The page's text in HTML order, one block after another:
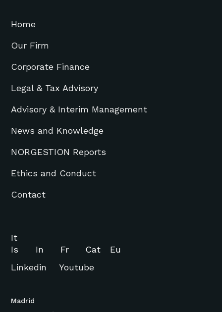
Home
Our Firm
Corporate Finance
Legal & Tax Advisory
Advisory & Interim Management
News and Knowledge
NORGESTION Reports
Ethics and Conduct
Contact
Madrid
It
Is
In Fr Cat
Eu
Linkedin
Youtube